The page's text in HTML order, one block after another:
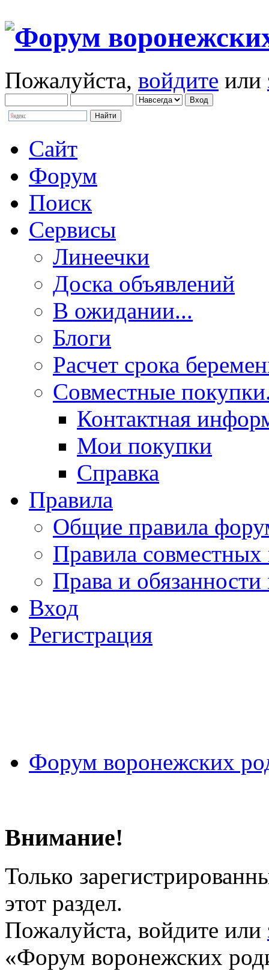
Пожалуйста, войдите или
Сайт
Форум
Поиск
Сервисы
Линеечки
Доска объявлений
В ожидании...
Блоги
Расчет срока
Совместные
Контактная
Мои покупки
Справка
Правила
Общие правила
Правила совместных
Права и
Вход
Регистрация
Форум воронежских
Внимание!
Только
этот раздел.
Пожалуйста, войдите или
«Форум воронежских